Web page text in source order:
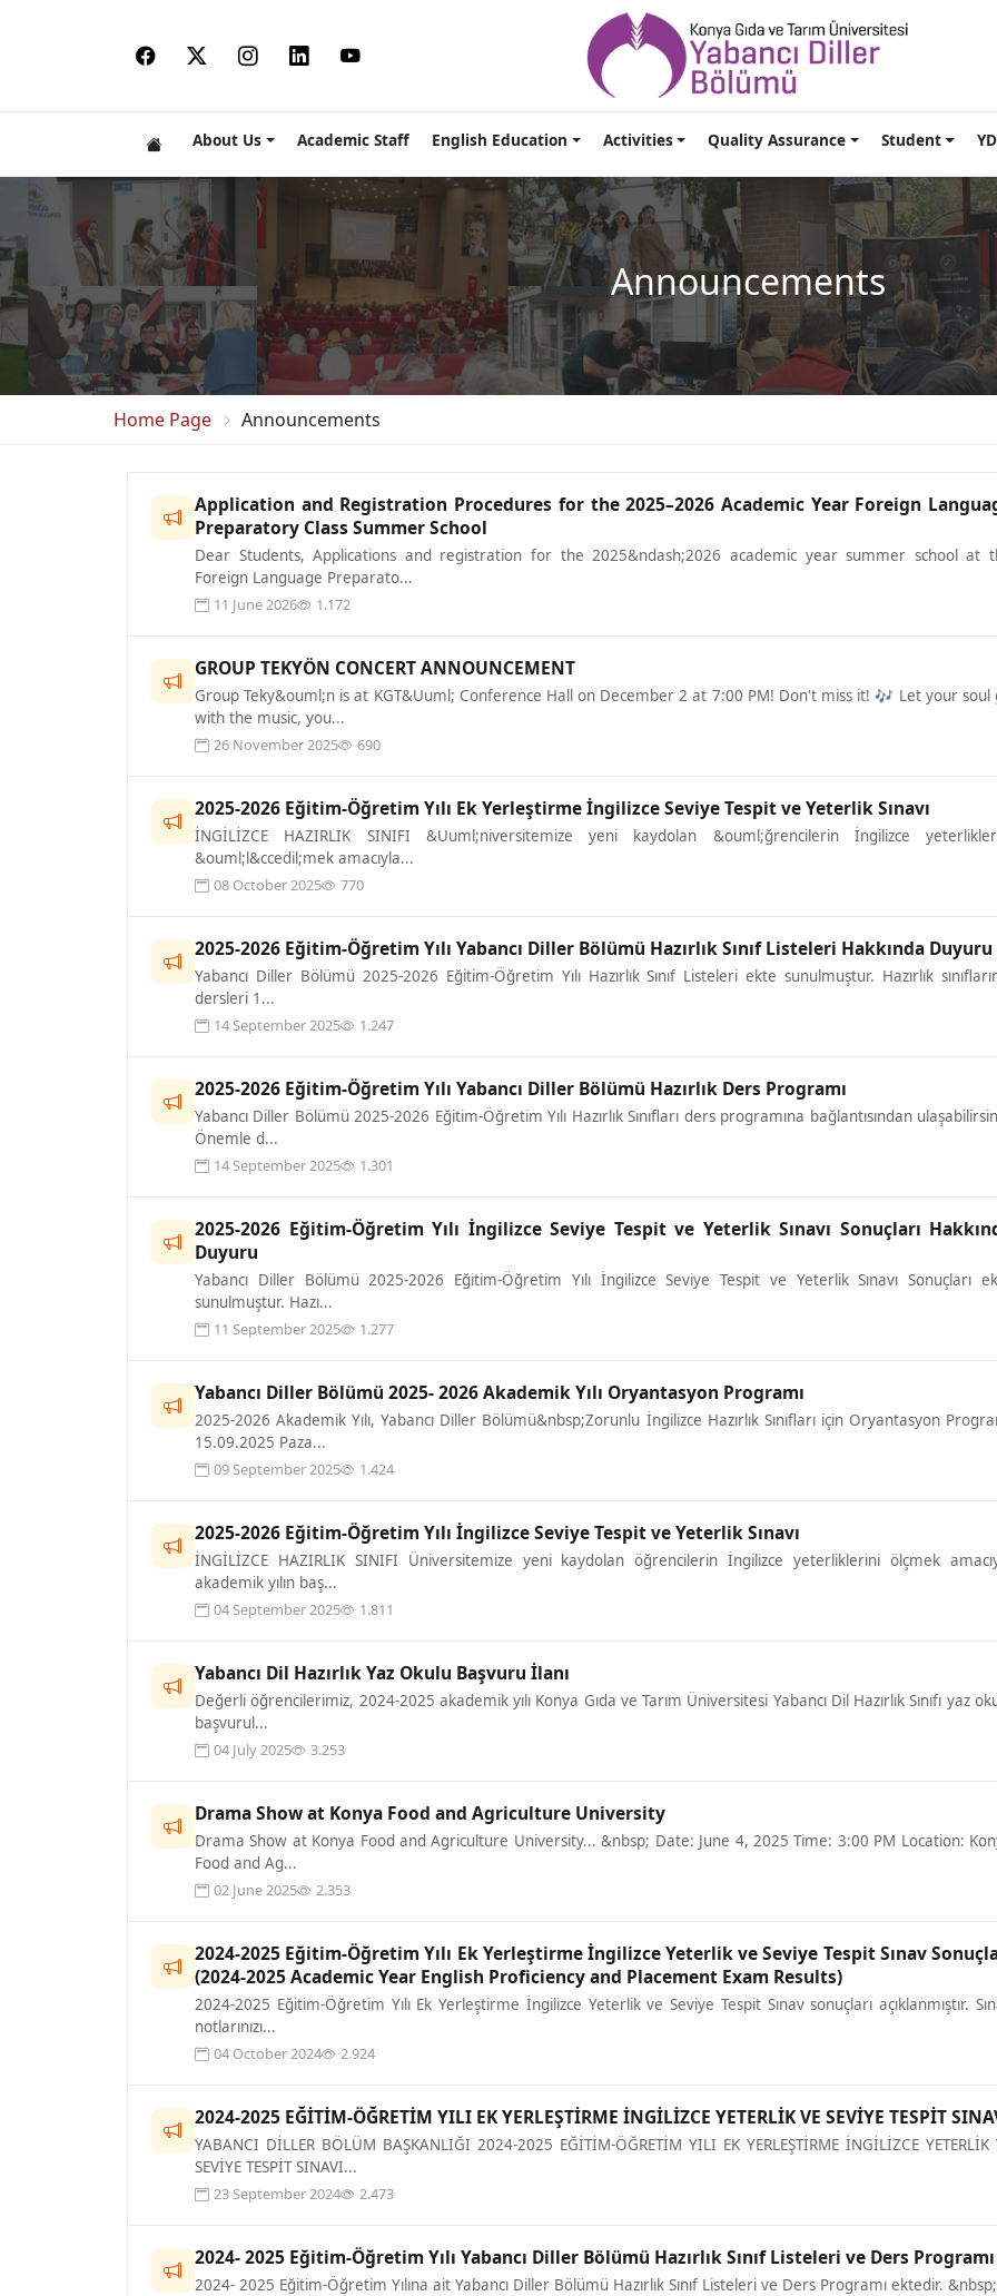
About Us Academic Staff English Education Activities Quality Assurance Student
Announcements
Home Page Announcements
Application and Registration Procedures for the 2025–2026 Academic Year Foreign
Preparatory Class Summer School
Dear Students, Applications and registration for the 2025&ndash;2026 academic year summer school at
Foreign Language Preparato...
11 June 2026
1.172
GROUP TEKYÖN CONCERT ANNOUNCEMENT
Group Teky&ouml;n is at KGT&Uuml; Conference Hall on December 2 at 7:00 PM! Don't miss it! 🎶 Let your soul
with the music, you...
26 November 2025
690
2025-2026 Eğitim-Öğretim Yılı Ek Yerleştirme İngilizce Seviye Tespit ve Yeterlik Sınavı
İNGİLİZCE HAZIRLIK SINIFI &Uuml;niversitemize yeni kaydolan &ouml;ğrencilerin İngilizce
&ouml;l&ccedil;mek amacıyla...
08 October 2025
770
2025-2026 Eğitim-Öğretim Yılı Yabancı Diller Bölümü Hazırlık Sınıf Listeleri Hakkında Duyuru
Yabancı Diller Bölümü 2025-2026 Eğitim-Öğretim Yılı Hazırlık Sınıf Listeleri ekte sunulmuştur. Hazırlık
dersleri 1...
14 September 2025
1.247
2025-2026 Eğitim-Öğretim Yılı Yabancı Diller Bölümü Hazırlık Ders Programı
Yabancı Diller Bölümü 2025-2026 Eğitim-Öğretim Yılı Hazırlık Sınıfları ders programına bağlantısından
Önemle d...
14 September 2025
1.301
2025-2026 Eğitim-Öğretim Yılı İngilizce Seviye Tespit ve Yeterlik Sınavı Sonuçları
Duyuru
Yabancı Diller Bölümü 2025-2026 Eğitim-Öğretim Yılı İngilizce Seviye Tespit ve Yeterlik Sınavı Sonuçları
sunulmuştur. Hazı...
11 September 2025
1.277
Yabancı Diller Bölümü 2025- 2026 Akademik Yılı Oryantasyon Programı
2025-2026 Akademik Yılı, Yabancı Diller Bölümü&nbsp;Zorunlu İngilizce Hazırlık Sınıfları için Oryantasyon
15.09.2025 Paza...
09 September 2025
1.424
2025-2026 Eğitim-Öğretim Yılı İngilizce Seviye Tespit ve Yeterlik Sınavı
İNGİLİZCE HAZIRLIK SINIFI Üniversitemize yeni kaydolan öğrencilerin İngilizce yeterliklerini ölçmek
akademik yılın baş...
04 September 2025
1.811
Yabancı Dil Hazırlık Yaz Okulu Başvuru İlanı
Değerli öğrencilerimiz, 2024-2025 akademik yılı Konya Gıda ve Tarım Üniversitesi Yabancı Dil Hazırlık Sınıfı yaz
başvurul...
04 July 2025
3.253
Drama Show at Konya Food and Agriculture University
Drama Show at Konya Food and Agriculture University... &nbsp; Date: June 4, 2025 Time: 3:00 PM Location:
Food and Ag...
02 June 2025
2.353
2024-2025 Eğitim-Öğretim Yılı Ek Yerleştirme İngilizce Yeterlik ve Seviye Tespit Sınav
(2024-2025 Academic Year English Proficiency and Placement Exam Results)
2024-2025 Eğitim-Öğretim Yılı Ek Yerleştirme İngilizce Yeterlik ve Seviye Tespit Sınav sonuçları açıklanmıştır.
notlarınızı...
04 October 2024
2.924
2024-2025 EĞİTİM-ÖĞRETİM YILI EK YERLEŞTİRME İNGİLİZCE YETERLİK VE SEVİYE TESPİT
YABANCI DİLLER BÖLÜM BAŞKANLIĞI 2024-2025 EĞİTİM-ÖĞRETİM YILI EK YERLEŞTİRME İNGİLİZCE YETERLİK
SEVİYE TESPİT SINAVI...
23 September 2024
2.473
2024- 2025 Eğitim-Öğretim Yılı Yabancı Diller Bölümü Hazırlık Sınıf Listeleri ve Ders Programı
2024- 2025 Eğitim-Öğretim Yılına ait Yabancı Diller Bölümü Hazırlık Sınıf Listeleri ve Ders Programı ektedir. &nbsp;